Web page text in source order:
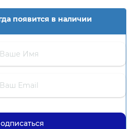
появится в наличии